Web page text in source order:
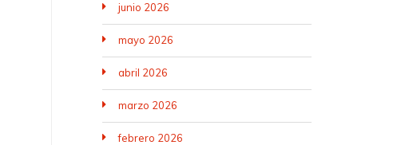
junio 2026
mayo 2026
abril 2026
marzo 2026
febrero 2026